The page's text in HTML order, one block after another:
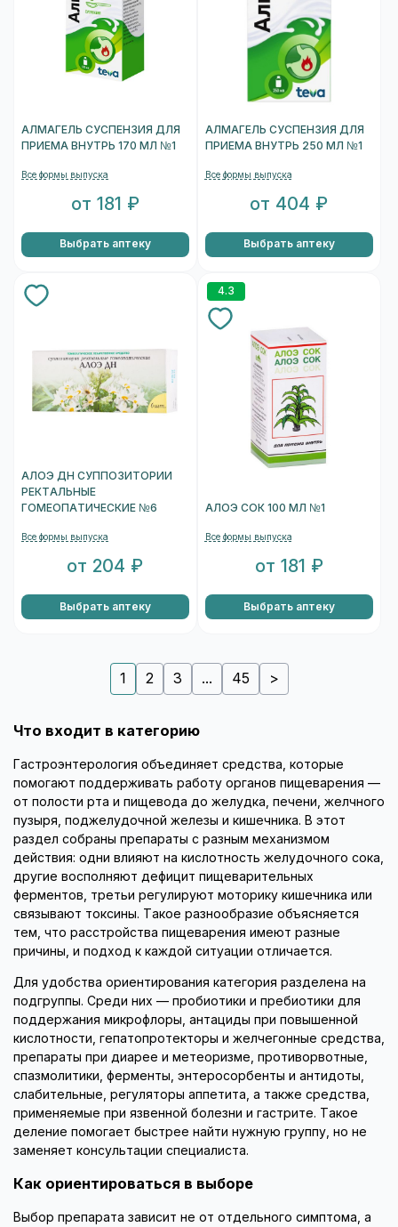
АЛМАГЕЛЬ СУСПЕНЗИЯ ДЛЯ
ПРИЕМА ВНУТРЬ 170 МЛ №1
Все формы выпуска
от 181 ₽
Выбрать аптеку
АЛМАГЕЛЬ СУСПЕНЗИЯ ДЛЯ
ПРИЕМА ВНУТРЬ 250 МЛ №1
Все формы выпуска
от 404 ₽
Выбрать аптеку
АЛОЭ ДН СУППОЗИТОРИИ
РЕКТАЛЬНЫЕ
ГОМЕОПАТИЧЕСКИЕ №6
Все формы выпуска
от 204 ₽
Выбрать аптеку
4.3
АЛОЭ СОК 100 МЛ №1
Все формы выпуска
от 181 ₽
Выбрать аптеку
1 2 3 ... 45 >
Что входит в категорию
Гастроэнтерология объединяет средства, которые
помогают поддерживать работу органов пищеварения —
от полости рта и пищевода до желудка, печени, желчного
пузыря, поджелудочной железы и кишечника. В этот
раздел собраны препараты с разным механизмом
действия: одни влияют на кислотность желудочного сока,
другие восполняют дефицит пищеварительных
ферментов, третьи регулируют моторику кишечника или
связывают токсины. Такое разнообразие объясняется
тем, что расстройства пищеварения имеют разные
причины, и подход к каждой ситуации отличается.
Для удобства ориентирования категория разделена на
подгруппы. Среди них — пробиотики и пребиотики для
поддержания микрофлоры, антациды при повышенной
кислотности, гепатопротекторы и желчегонные средства,
препараты при диарее и метеоризме, противорвотные,
спазмолитики, ферменты, энтеросорбенты и антидоты,
слабительные, регуляторы аппетита, а также средства,
применяемые при язвенной болезни и гастрите. Такое
деление помогает быстрее найти нужную группу, но не
заменяет консультации специалиста.
Как ориентироваться в выборе
Выбор препарата зависит не от отдельного симптома, а